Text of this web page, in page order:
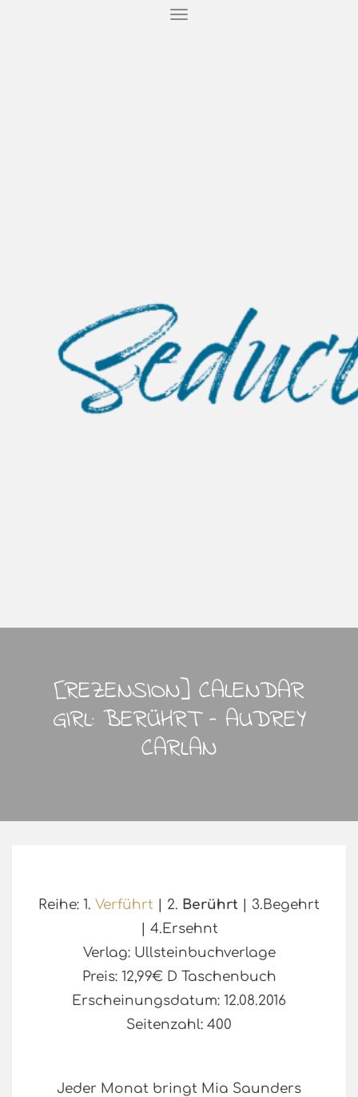
T
[REZENSION] CALENDAR
GIRL: BERÜHRT – AUDREY
CARLAN
Reihe: 1. Verführt | 2. Berührt | 3.Begehrt
| 4.Ersehnt
Verlag: Ullsteinbuchverlage
Preis: 12,99€ D Taschenbuch
Erscheinungsdatum: 12.08.2016
Seitenzahl: 400
Jeder Monat bringt Mia Saunders